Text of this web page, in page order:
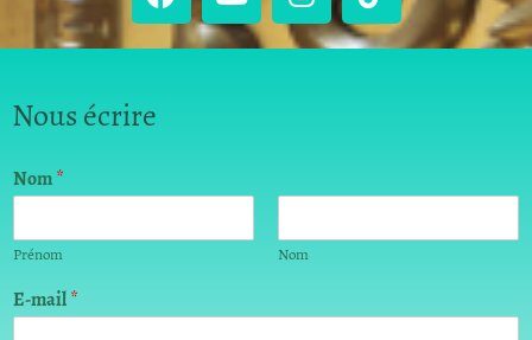
Nous écrire
Nom*
Prénom Nom
*
m
E-mail*